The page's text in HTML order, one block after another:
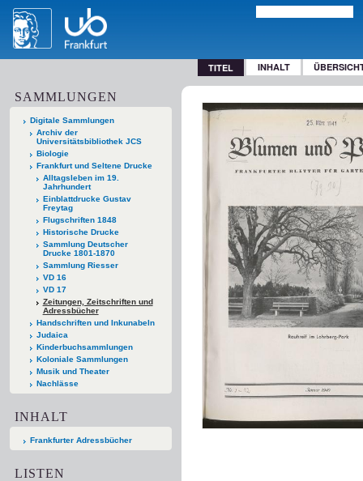
TITEL INHALT
SAMMLUNGEN
Digitale Sammlungen
Archiv der
Universitätsbibliothek JCS
Biologie
Frankfurt und Seltene Drucke
Alltagsleben im 19.
Jahrhundert
Einblattdrucke Gustav
Freytag
Flugschriften 1848
Historische Drucke
Sammlung Deutscher
Drucke 1801-1870
Sammlung Riesser
VD 16
VD 17
Zeitungen, Zeitschriften und
Adressbücher
Handschriften und Inkunabeln
Judaica
Kinderbuchsammlungen
Koloniale Sammlungen
Musik und Theater
Nachlässe
INHALT
Frankfurter Adressbücher
LISTEN